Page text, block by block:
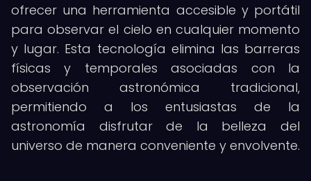
ofrecer una herramienta accesible y portátil
para observar el cielo en cualquier momento
y lugar. Esta tecnología elimina las barreras
físicas y temporales asociadas con la
observación astronómica tradicional,
permitiendo a los entusiastas de la
astronomía disfrutar de la belleza del
universo de manera conveniente y envolvente.